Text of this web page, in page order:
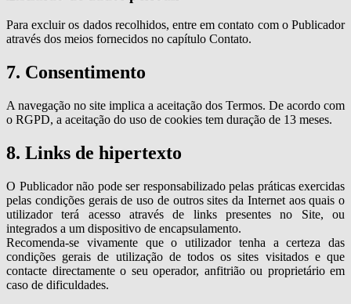
Para excluir os dados recolhidos, entre em contato com o Publicador
através dos meios fornecidos no capítulo Contato.
7. Consentimento
A navegação no site implica a aceitação dos Termos. De acordo com
o RGPD, a aceitação do uso de cookies tem duração de 13 meses.
8. Links de hipertexto
O Publicador não pode ser responsabilizado pelas práticas exercidas
pelas condições gerais de uso de outros sites da Internet aos quais o
utilizador terá acesso através de links presentes no Site, ou
integrados a um dispositivo de encapsulamento.
Recomenda-se vivamente que o utilizador tenha a certeza das
condições gerais de utilização de todos os sites visitados e que
contacte directamente o seu operador, anfitrião ou proprietário em
caso de dificuldades.